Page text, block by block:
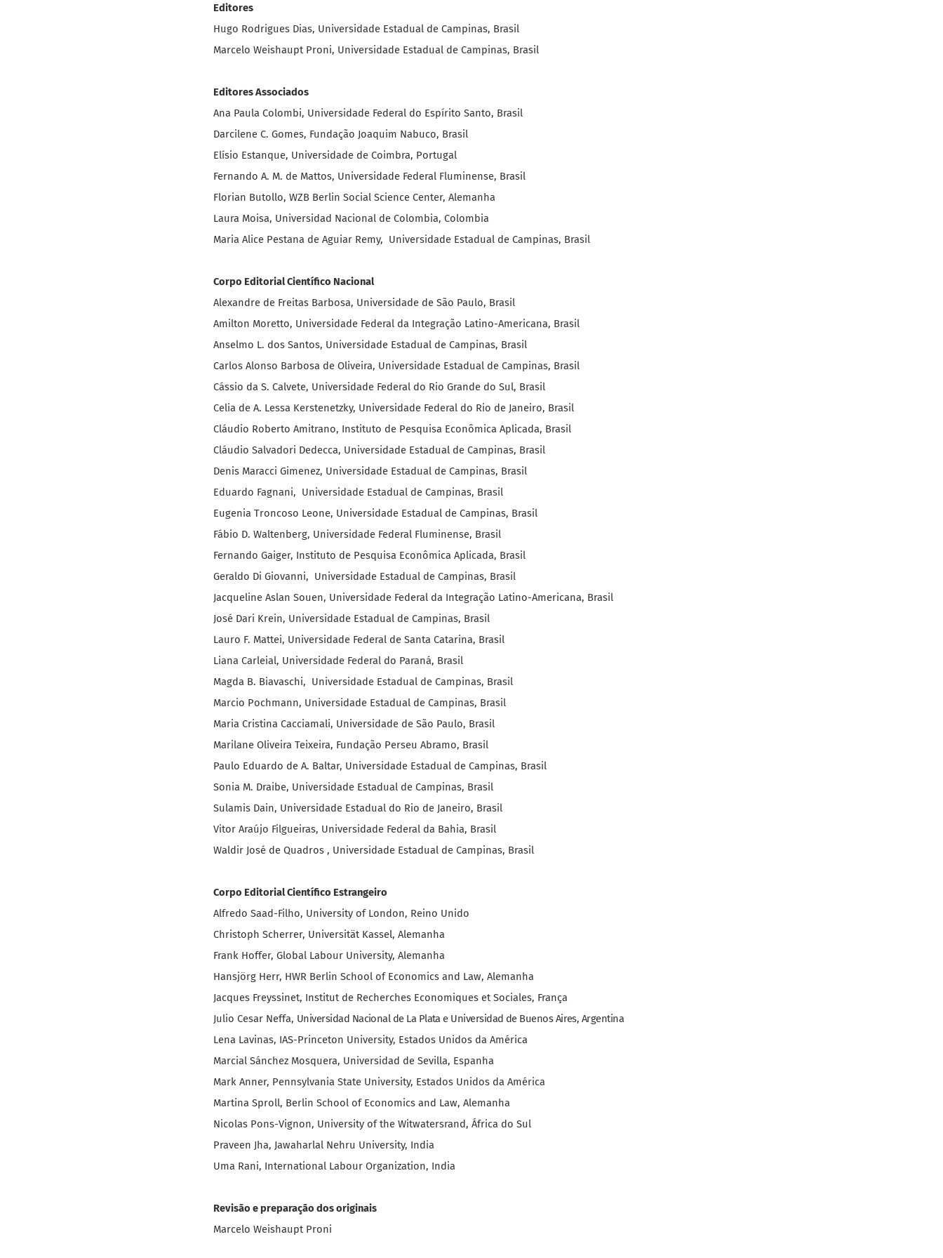
Editores
Hugo Rodrigues Dias, Universidade Estadual de Campinas, Brasil
Marcelo Weishaupt Proni, Universidade Estadual de Campinas, Brasil
Editores Associados
Ana Paula Colombi, Universidade Federal do Espírito Santo, Brasil
Darcilene C. Gomes, Fundação Joaquim Nabuco, Brasil
Elísio Estanque, Universidade de Coimbra, Portugal
Fernando A. M. de Mattos, Universidade Federal Fluminense, Brasil
Florian Butollo, WZB Berlin Social Science Center, Alemanha
Laura Moisa, Universidad Nacional de Colombia, Colombia
Maria Alice Pestana de Aguiar Remy, Universidade Estadual de Campinas, Brasil
Corpo Editorial Científico Nacional
Alexandre de Freitas Barbosa, Universidade de São Paulo, Brasil
Amilton Moretto, Universidade Federal da Integração Latino-Americana, Brasil
Anselmo L. dos Santos, Universidade Estadual de Campinas, Brasil
Carlos Alonso Barbosa de Oliveira, Universidade Estadual de Campinas, Brasil
Cássio da S. Calvete, Universidade Federal do Rio Grande do Sul, Brasil
Celia de A. Lessa Kerstenetzky, Universidade Federal do Rio de Janeiro, Brasil
Cláudio Roberto Amitrano, Instituto de Pesquisa Econômica Aplicada, Brasil
Cláudio Salvadori Dedecca, Universidade Estadual de Campinas, Brasil
Denis Maracci Gimenez, Universidade Estadual de Campinas, Brasil
Eduardo Fagnani, Universidade Estadual de Campinas, Brasil
Eugenia Troncoso Leone, Universidade Estadual de Campinas, Brasil
Fábio D. Waltenberg, Universidade Federal Fluminense, Brasil
Fernando Gaiger, Instituto de Pesquisa Econômica Aplicada, Brasil
Geraldo Di Giovanni, Universidade Estadual de Campinas, Brasil
Jacqueline Aslan Souen, Universidade Federal da Integração Latino-Americana, Brasil
José Dari Krein, Universidade Estadual de Campinas, Brasil
Lauro F. Mattei, Universidade Federal de Santa Catarina, Brasil
Liana Carleial, Universidade Federal do Paraná, Brasil
Magda B. Biavaschi, Universidade Estadual de Campinas, Brasil
Marcio Pochmann, Universidade Estadual de Campinas, Brasil
Maria Cristina Cacciamali, Universidade de São Paulo, Brasil
Marilane Oliveira Teixeira, Fundação Perseu Abramo, Brasil
Paulo Eduardo de A. Baltar, Universidade Estadual de Campinas, Brasil
Sonia M. Draibe, Universidade Estadual de Campinas, Brasil
Sulamis Dain, Universidade Estadual do Rio de Janeiro, Brasil
Vitor Araújo Filgueiras, Universidade Federal da Bahia, Brasil
Waldir José de Quadros , Universidade Estadual de Campinas, Brasil
Corpo Editorial Científico Estrangeiro
Alfredo Saad-Filho, University of London, Reino Unido
Christoph Scherrer, Universität Kassel, Alemanha
Frank Hoffer, Global Labour University, Alemanha
Hansjörg Herr, HWR Berlin School of Economics and Law, Alemanha
Jacques Freyssinet, Institut de Recherches Economiques et Sociales, França
Julio Cesar Neffa, Universidad Nacional de La Plata e Universidad de Buenos Aires, Argentina
Lena Lavinas, IAS-Princeton University, Estados Unidos da América
Marcial Sánchez Mosquera, Universidad de Sevilla, Espanha
Mark Anner, Pennsylvania State University, Estados Unidos da América
Martina Sproll, Berlin School of Economics and Law, Alemanha
Nicolas Pons-Vignon, University of the Witwatersrand, África do Sul
Praveen Jha, Jawaharlal Nehru University, India
Uma Rani, International Labour Organization, India
Revisão e preparação dos originais
Marcelo Weishaupt Proni